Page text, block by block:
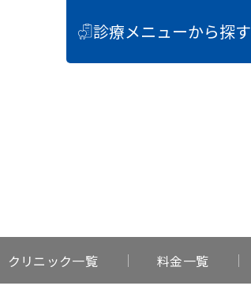
診療メニューから探す
クリニック一覧 料金一覧